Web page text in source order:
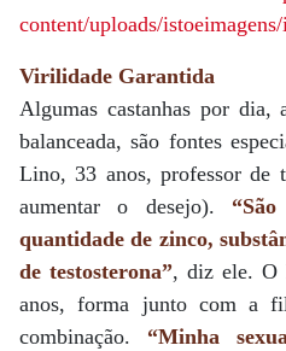
Virilidade Garantida
Algumas castanhas por dia,
balanceada, são fontes
Lino, 33 anos, professor de
aumentar o desejo).
quantidade de zinco,
de testosterona”, diz ele. O
anos, forma junto com a
combinação. “Minha